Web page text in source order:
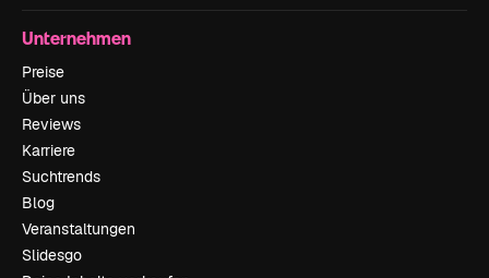
Unternehmen
Preise
Über uns
Reviews
Karriere
Suchtrends
Blog
Veranstaltungen
Slidesgo